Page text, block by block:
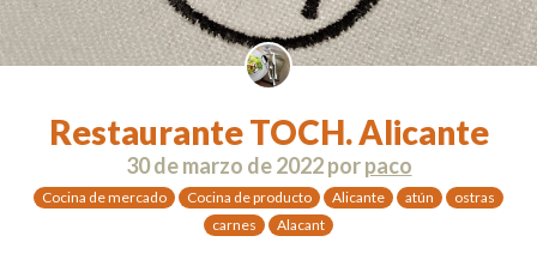
Restaurante TOCH. Alicante
30 de marzo de 2022porpaco
Cocina de mercado Cocina de producto Alicante atún
ostras
carnes
Alacant